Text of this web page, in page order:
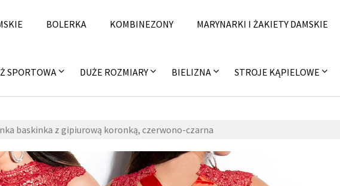
BOLERKA KOMBINEZONY MARYNARKI I ŻAKIETY DAMSKIE
SPORTOWA DUŻE ROZMIARY BIELIZNA STROJE KĄPIELOWE
baskinka z gipiurową koronką, czerwono-czarna
29 kwietnia 2015
fashion4u.pl